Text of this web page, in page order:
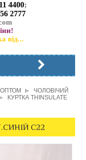
4400;
2777
від...
ЧОЛОВІЧИЙ
КУРТКА THINSULATE
C22